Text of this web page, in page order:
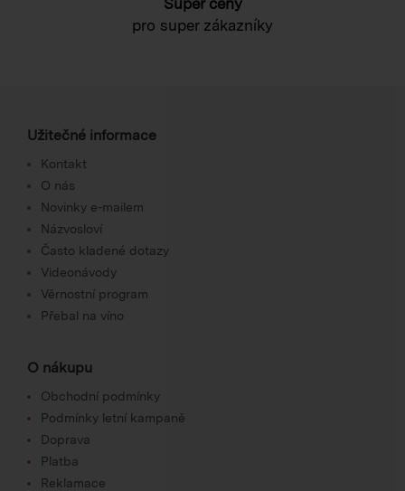
pro super zákazníky
Užitečné informace
Kontakt
O nás
Novinky e-mailem
Názvosloví
Často kladené dotazy
Videonávody
Věrnostní program
Přebal na víno
O nákupu
Obchodní podmínky
Podmínky letní kampaně
Doprava
Platba
Reklamace